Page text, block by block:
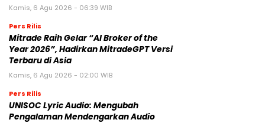
Kamis, 6 Agu 2026 - 06:39 WIB
Pers Rilis
Mitrade Raih Gelar “AI Broker of the
Year 2026”, Hadirkan MitradeGPT Versi
Terbaru di Asia
Kamis, 6 Agu 2026 - 02:00 WIB
Pers Rilis
UNISOC Lyric Audio: Mengubah
Pengalaman Mendengarkan Audio